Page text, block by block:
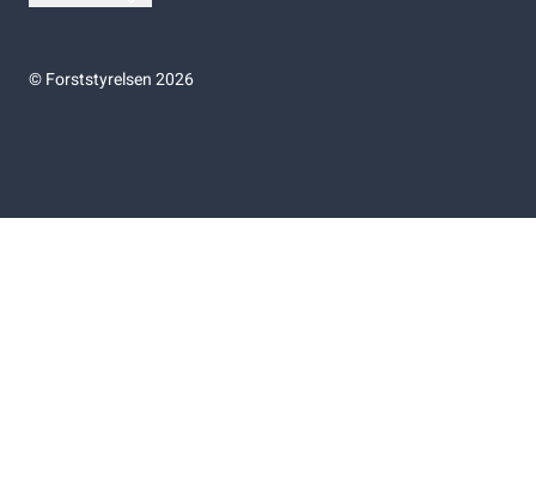
©Forststyrelsen 2026